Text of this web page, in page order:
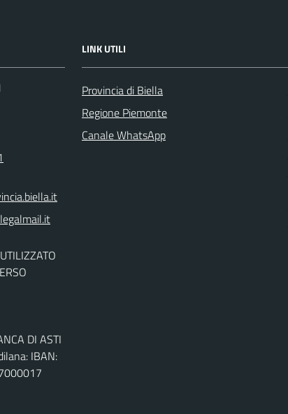
DI ASTI
IBAN:
LINK UTILI
Provincia di Biella
Regione Piemonte
Canale WhatsApp